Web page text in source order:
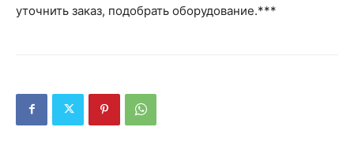
уточнить заказ, подобрать оборудование.***